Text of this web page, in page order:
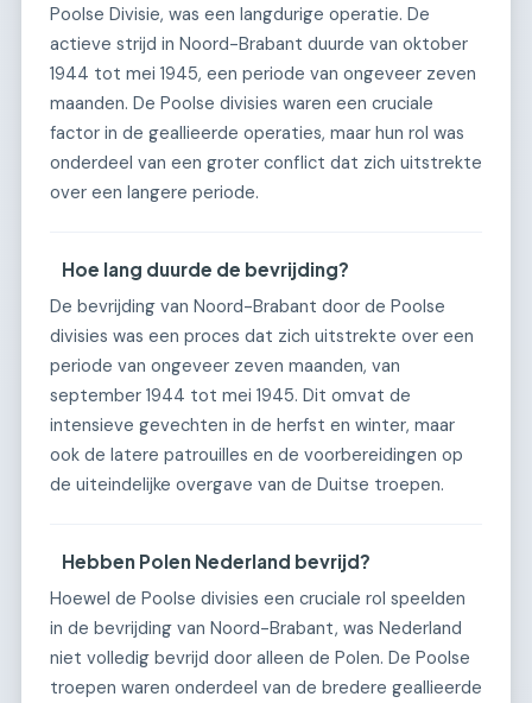
Poolse Divisie, was een langdurige operatie. De
actieve strijd in Noord-Brabant duurde van oktober
1944 tot mei 1945, een periode van ongeveer zeven
maanden. De Poolse divisies waren een cruciale
factor in de geallieerde operaties, maar hun rol was
onderdeel van een groter conflict dat zich uitstrekte
over een langere periode.
Hoe lang duurde de bevrijding?
De bevrijding van Noord-Brabant door de Poolse
divisies was een proces dat zich uitstrekte over een
periode van ongeveer zeven maanden, van
september 1944 tot mei 1945. Dit omvat de
intensieve gevechten in de herfst en winter, maar
ook de latere patrouilles en de voorbereidingen op
de uiteindelijke overgave van de Duitse troepen.
Hebben Polen Nederland bevrijd?
Hoewel de Poolse divisies een cruciale rol speelden
in de bevrijding van Noord-Brabant, was Nederland
niet volledig bevrijd door alleen de Polen. De Poolse
troepen waren onderdeel van de bredere geallieerde